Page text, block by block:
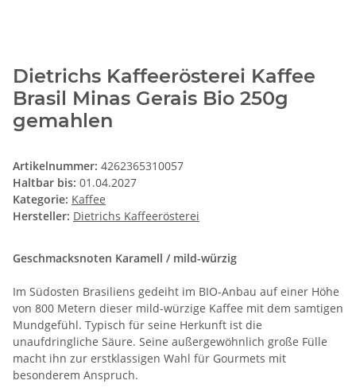
Dietrichs Kaffeerösterei Kaffee
Brasil Minas Gerais Bio 250g
gemahlen
Artikelnummer: 4262365310057
Haltbar bis: 01.04.2027
Kategorie: Kaffee
Hersteller: Dietrichs Kaffeerösterei
Geschmacksnoten Karamell / mild-würzig
Im Südosten Brasiliens gedeiht im BIO-Anbau auf einer Höhe
von 800 Metern dieser mild-würzige Kaffee mit dem samtigen
Mundgefühl. Typisch für seine Herkunft ist die
unaufdringliche Säure. Seine außergewöhnlich große Fülle
macht ihn zur erstklassigen Wahl für Gourmets mit
besonderem Anspruch.